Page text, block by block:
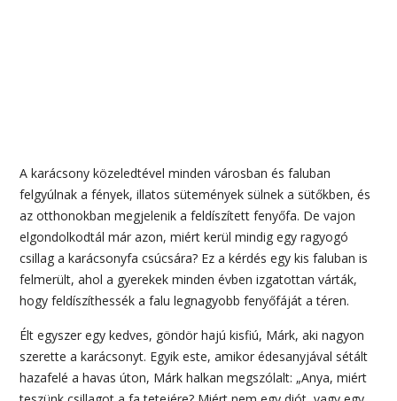
A karácsony közeledtével minden városban és faluban
felgyúlnak a fények, illatos sütemények sülnek a sütőkben, és
az otthonokban megjelenik a feldíszített fenyőfa. De vajon
elgondolkodtál már azon, miért kerül mindig egy ragyogó
csillag a karácsonyfa csúcsára? Ez a kérdés egy kis faluban is
felmerült, ahol a gyerekek minden évben izgatottan várták,
hogy feldíszíthessék a falu legnagyobb fenyőfáját a téren.
Élt egyszer egy kedves, göndör hajú kisfiú, Márk, aki nagyon
szerette a karácsonyt. Egyik este, amikor édesanyjával sétált
hazafelé a havas úton, Márk halkan megszólalt: „Anya, miért